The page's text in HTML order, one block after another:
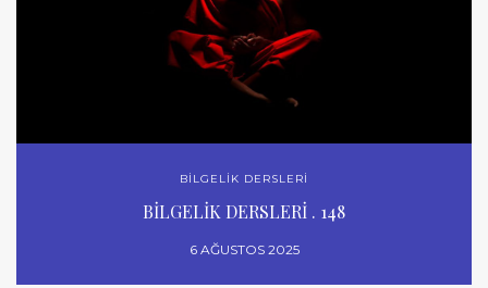
BİLGELİK DERSLERİ
BİLGELİK DERSLERİ . 148
6 AĞUSTOS 2025